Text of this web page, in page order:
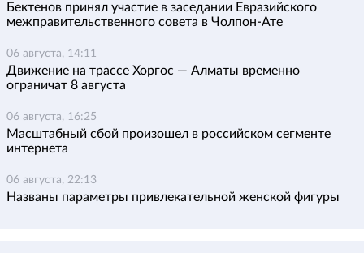
Бектенов принял участие в заседании Евразийского
межправительственного совета в Чолпон-Ате
06 августа, 14:11
Движение на трассе Хоргос — Алматы временно
ограничат 8 августа
06 августа, 16:25
Масштабный сбой произошел в российском сегменте
интернета
06 августа, 22:13
Названы параметры привлекательной женской фигуры